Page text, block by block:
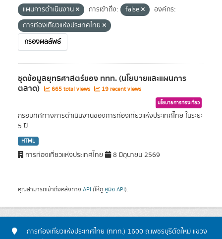
แผนการดำเนินงาน
การเข้าถึง: false
องค์กร:
การท่องเที่ยวแห่งประเทศไทย
กรองผลลัพธ์
ชุดข้อมูลยุทธศาสตร์ของ ททท. (นโยบายและแผนการ
ตลาด) 665 total views 19 recent views
นโยบายการท่องเที่ยว
กรอบทิศทางการดำเนินงานของการท่องเที่ยวแห่งประเทศไทย ในระยะ
5 ปี
HTML
การท่องเที่ยวแห่งประเทศไทย 8 มิถุนายน 2569
คุณสามารถเข้าถึงคลังทาง API (ให้ดู คู่มือ API).
การท่องเที่ยวแห่งประเทศไทย (ททท.) 1600 ถ.เพชรบุรีตัดใหม่ แขวง